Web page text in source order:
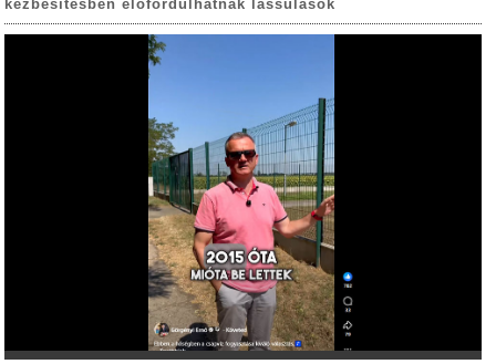
kézbesítésben előfordulhatnak lassulások